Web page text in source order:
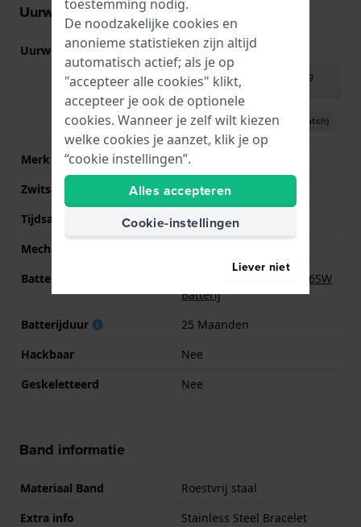
Uurwerk informatie
Uurwerk nr. 1063(Bekijk specificaties
Download handleiding
(English)
Download handleiding (Dutch)
Merk uurwerk
Ronda
Zwitsers uurwerk
Nee
Tijdsaanduiding
Analoog
Mechanisme
Batterij
Renata R321 321 / SR616SW
Batterij
Batterijduur
25 Maanden
Hackbaar
Nee
Geskeletteerd
Nee
Band informatie
Materiaal Band
Roestvrij staal
Extra info
Stainless Steel Bracelet
toestemming nodig.
De noodzakelijke cookies en
anonieme statistieken zijn altijd
automatisch actief; als je op
"accepteer alle cookies" klikt,
accepteer je ook de optionele
cookies. Wanneer je zelf wilt kiezen
welke cookies je aanzet, klik je op
“cookie instellingen”.
Alles accepteren
Cookie-instellingen
Liever niet